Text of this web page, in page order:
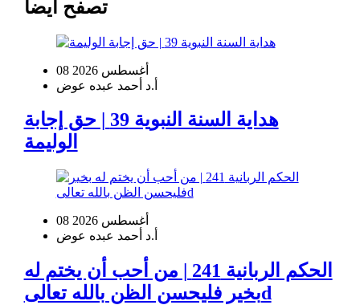
تصفح أيضا
08 أغسطس 2026
أ.د أحمد عبده عوض
هداية السنة النبوية 39 | حق إجابة
الوليمة
08 أغسطس 2026
أ.د أحمد عبده عوض
الحكم الربانية 241 | من أحب أن يختم له
بخير فليحسن الظن بالله تعالىd